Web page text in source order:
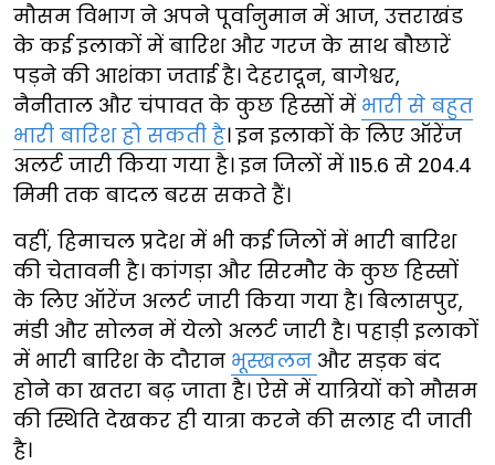
मौसम विभाग ने अपने पूर्वानुमान में आज, उत्तराखंड
के कई इलाकों में बारिश और गरज के साथ बौछारें
पड़ने की आशंका जताई है। देहरादून, बागेश्वर,
नैनीताल और चंपावत के कुछ हिस्सों में भारी से बहुत
भारी बारिश हो सकती है। इन इलाकों के लिए ऑरेंज
अलर्ट जारी किया गया है। इन जिलों में 115.6 से 204.4
मिमी तक बादल बरस सकते हैं।
वहीं, हिमाचल प्रदेश में भी कई जिलों में भारी बारिश
की चेतावनी है। कांगड़ा और सिरमौर के कुछ हिस्सों
के लिए ऑरेंज अलर्ट जारी किया गया है। बिलासपुर,
मंडी और सोलन में येलो अलर्ट जारी है। पहाड़ी इलाकों
में भारी बारिश के दौरान भूस्खलन और सड़क बंद
होने का खतरा बढ़ जाता है। ऐसे में यात्रियों को मौसम
की स्थिति देखकर ही यात्रा करने की सलाह दी जाती
है।